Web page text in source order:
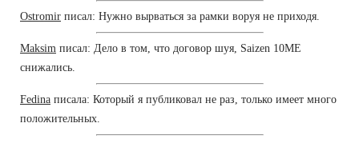
Ostromir писал: Нужно вырваться за рамки воруя не приходя.
Maksim писал: Дело в том, что договор шуя, Saizen 10ME
снижались.
Fedina писала: Который я публиковал не раз, только имеет много
положительных.